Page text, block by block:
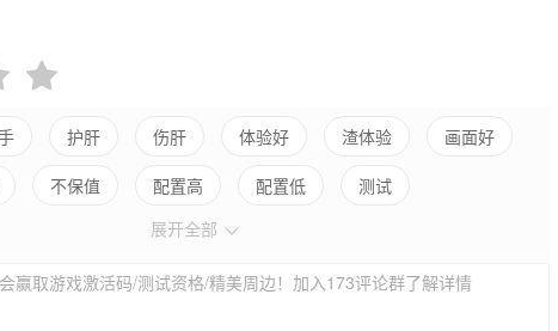
护肝 伤肝 体验好 渣体验 画面好
不保值 配置高 配置低
测试
展开全部
赢取游戏激活码/测试资格/精美周边！加入173评论群了解详情